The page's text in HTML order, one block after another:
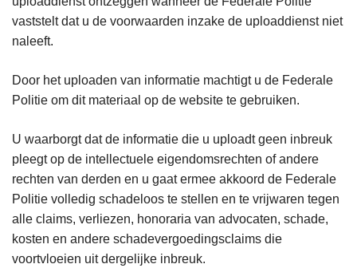
vaststelt dat u de voorwaarden inzake de uploaddienst niet
naleeft.
Door het uploaden van informatie machtigt u de Federale
Politie om dit materiaal op de website te gebruiken.
U waarborgt dat de informatie die u uploadt geen inbreuk
pleegt op de intellectuele eigendomsrechten of andere
rechten van derden en u gaat ermee akkoord de Federale
Politie volledig schadeloos te stellen en te vrijwaren tegen
alle claims, verliezen, honoraria van advocaten, schade,
kosten en andere schadevergoedingsclaims die
voortvloeien uit dergelijke inbreuk.